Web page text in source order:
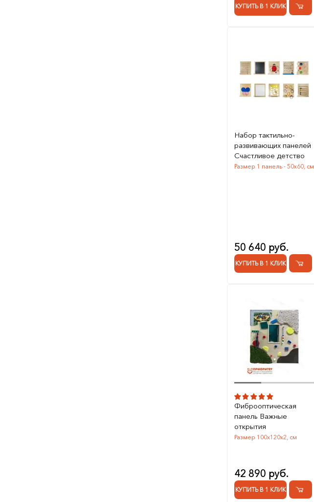
КУПИТЬ В 1 КЛИК
Набор тактильно-
развивающих панелей
Счастливое детство
Размер 1 панель - 50х60, см
50 640 руб.
КУПИТЬ В 1 КЛИК
Фиброоптическая
панель Важные
открытия
Размер 100х120х2, см
42 890 руб.
КУПИТЬ В 1 КЛИК